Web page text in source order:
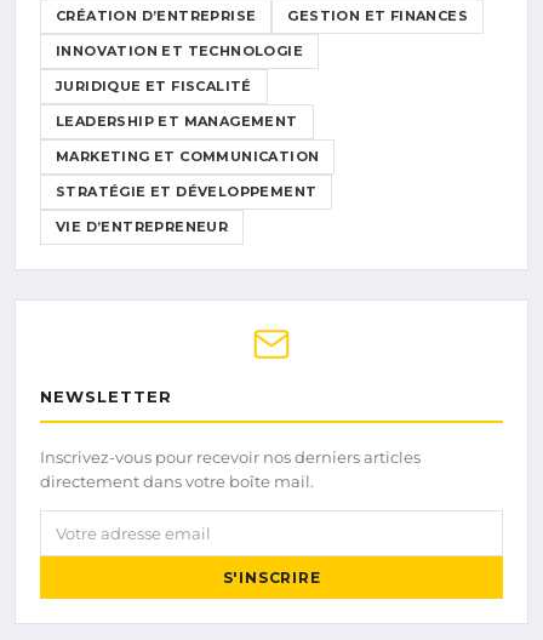
CRÉATION D’ENTREPRISE GESTION ET FINANCES
INNOVATION ET TECHNOLOGIE
JURIDIQUE ET FISCALITÉ
LEADERSHIP ET MANAGEMENT
MARKETING ET COMMUNICATION
STRATÉGIE ET DÉVELOPPEMENT
VIE D’ENTREPRENEUR
NEWSLETTER
Inscrivez-vous pour recevoir nos derniers articles
directement dans votre boîte mail.
Votre adresse email
S'INSCRIRE